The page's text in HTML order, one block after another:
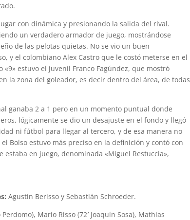
con dinámica y presionando la salida del rival.
un verdadero armador de juego, mostrándose
de las pelotas quietas. No se vio un buen
y el colombiano Alex Castro que le costó meterse en el
estuvo el juvenil Franco Fagúndez, que mostró
la zona del goleador, es decir dentro del área, de todas
ganaba 2 a 1 pero en un momento puntual donde
lógicamente se dio un desajuste en el fondo y llegó
ni fútbol para llegar al tercero, y de esa manera no
Bolso estuvo más preciso en la definición y contó con
en juego, denominada «Miguel Restuccia»,
Agustín Berisso y Sebastián Schroeder.
Mario Risso (72′ Joaquín Sosa), Mathías